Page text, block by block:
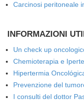
Carcinosi peritoneale
INFORMAZIONI
Un check up
Chemioterapia e
Hipertermia
Prevenzione del
I consulti del dottor